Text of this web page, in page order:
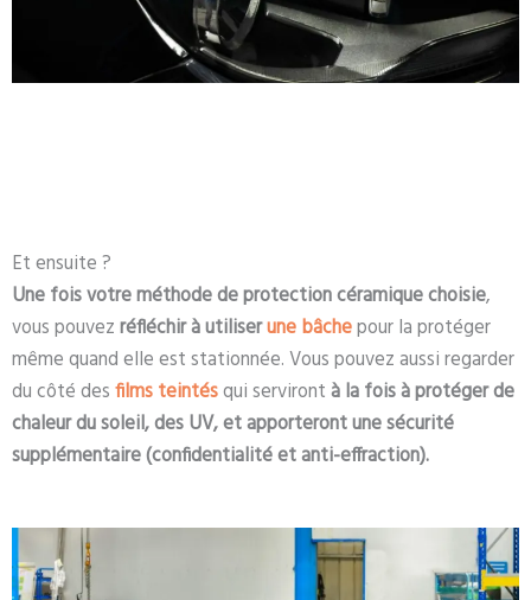
Et ensuite ?
Une fois votre méthode de protection céramique choisie,
vous pouvezréfléchir à utiliserune bâchepour la protéger
même quand elle est stationnée. Vous pouvez aussi regarder
du côté desfilms teintésqui servirontà la fois à protéger de
chaleur du soleil, des UV, et apporteront une sécurité
supplémentaire(confidentialité et anti-effraction).